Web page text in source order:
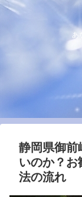
あ
静岡県御前
いのか？お
法の流れ